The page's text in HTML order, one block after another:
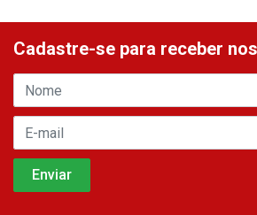
Cadastre-se para receber